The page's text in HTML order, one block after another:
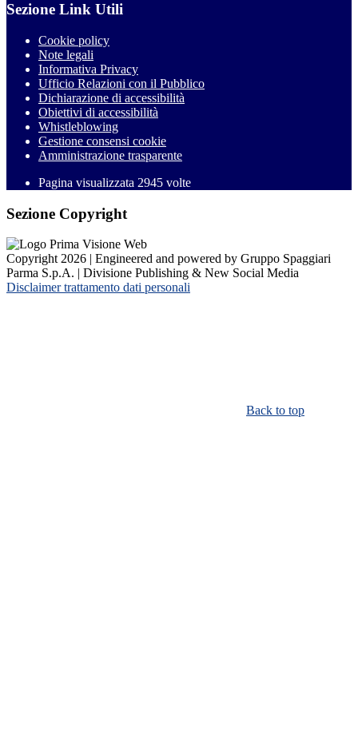
Sezione Link Utili
Cookie policy
Note legali
Informativa Privacy
Ufficio Relazioni con il Pubblico
Dichiarazione di accessibilità
Obiettivi di accessibilità
Whistleblowing
Gestione consensi cookie
Amministrazione trasparente
Pagina visualizzata 2945 volte
Sezione Copyright
Copyright 2026 | Engineered and powered by Gruppo Spaggiari
Parma S.p.A. | Divisione Publishing & New Social Media
Disclaimer trattamento dati personali
Back to top